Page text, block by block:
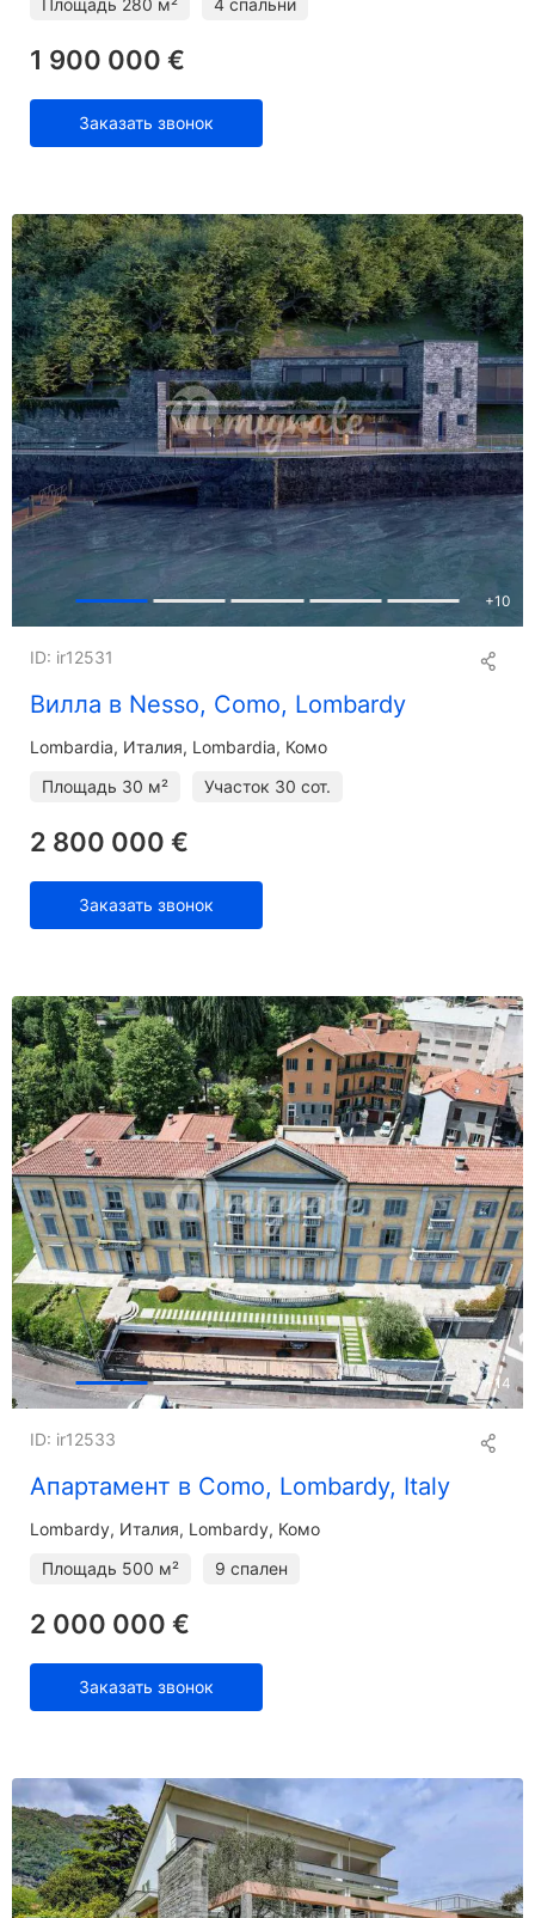
1 900 000 €
Заказать звонок
+10
Вилла в Nesso, Como, Lombardy
ID: ir12531
Lombardia Италия, Lombardia, Комо
Площадь 30 м² Участок 30 сот.
2 800 000 €
Заказать звонок
+14
Апартамент в Como, Lombardy, Italy
ID: ir12533
Lombardy Италия, Lombardy, Комо
Площадь 500 м² 9 спален
2 000 000 €
Заказать звонок